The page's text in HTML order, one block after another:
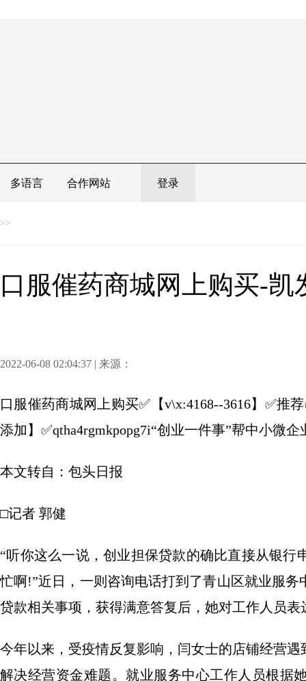
多语言 合作网站 登录
>>
口服催药商城网上购买-凯
2022-06-08 02:04:37 | 来源：
口服催药商城网上购买✅【v\x:4168--3616】✅推
添加】✅qtha4rgmkpopg7i“创业一件事”帮中小微企
本文转自：包头日报
□记者 郭健
“听你这么一说，创业担保贷款的确比直接从银
忙啊!”近日，一则咨询电话打到了青山区就业服
贷款相关事项，获得满意答复后，她对工作人员表
今年以来，受疫情反复影响，闫女士的店铺经营
解决经营资金难题。就业服务中心工作人员根据